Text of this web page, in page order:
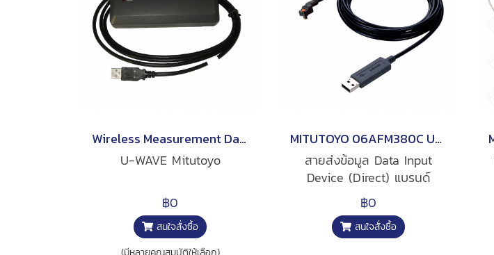
Wireless Measurement Data Communication System U-WAVE Mitutoyo
U-WAVE Mitutoyo
฿0
สนใจสั่งซื้อ
MITUTOYO 06AFM380C USB-ITN-C CABLE WITH SWITCH
สายส่งข้อมูล Data Input
Device (Direct) แบรนด์
MITUTOYO รุ่น 06AFM380C
สำหรับเชื่อมต่อเครื่องมือสู่ PC
฿0
สนใจสั่งซื้อ